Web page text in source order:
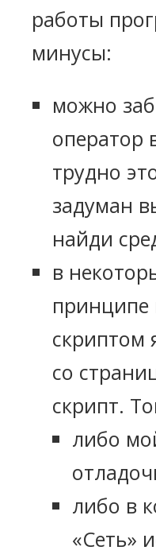
работы
минусы:
можно
оператор
трудно
задуман
найди
в
принципе
скриптом
со
скрипт.
либо
либо в
«Сеть»